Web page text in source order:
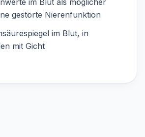
im Blut als möglicher
gestörte Nierenfunktion
im Blut, in
mit Gicht